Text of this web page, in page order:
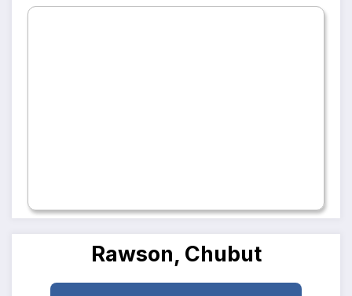
Rawson, Chubut